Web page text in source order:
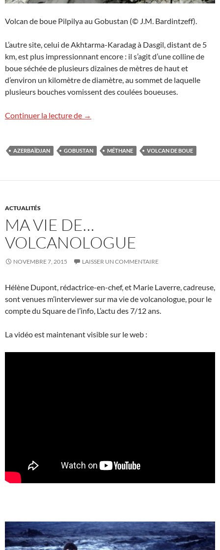
Volcan de boue Pilpilya au Gobustan (© J.M. Bardintzeff).
L’autre site, celui de Akhtarma-Karadag à Dasgil, distant de 5
km, est plus impressionnant encore : il s’agit d’une colline de
boue séchée de plusieurs dizaines de mètres de haut et
d’environ un kilomètre de diamètre, au sommet de laquelle
plusieurs bouches vomissent des coulées boueuses.
Continuer la lecture de Volcans de boue en Azerbaïdjan
→
AZERBAÏDJAN GOBUSTAN MÉTHANE VOLCAN DE BOUE
ACTUALITÉS
MA VIE DE…
VOLCANOLOGUE
NOVEMBRE 7, 2015 LAISSER UN COMMENTAIRE
Hélène Dupont, rédactrice-en-chef, et Marie Laverre, cadreuse,
sont venues m’interviewer sur ma vie de volcanologue, pour le
compte du Square de l’info, L’actu des 7/12 ans.
La vidéo est maintenant visible sur le web :